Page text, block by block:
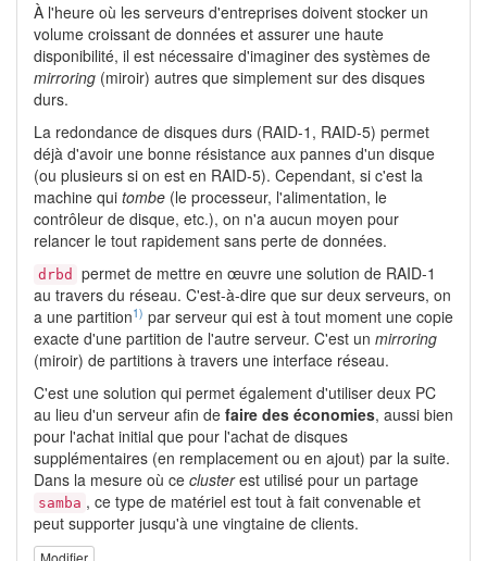
À l'heure où les serveurs d'entreprises doivent stocker un
volume croissant de données et assurer une haute
disponibilité, il est nécessaire d'imaginer des systèmes de
mirroring (miroir) autres que simplement sur des disques
durs.
La redondance de disques durs (RAID-1, RAID-5) permet
déjà d'avoir une bonne résistance aux pannes d'un disque
(ou plusieurs si on est en RAID-5). Cependant, si c'est la
machine qui tombe (le processeur, l'alimentation, le
contrôleur de disque, etc.), on n'a aucun moyen pour
relancer le tout rapidement sans perte de données.
drbd
permet de mettre en œuvre une solution de RAID-1
au travers du réseau. C'est-à-dire que sur deux serveurs, on
a une partition1) par serveur qui est à tout moment une copie
exacte d'une partition de l'autre serveur. C'est un mirroring
(miroir) de partitions à travers une interface réseau.
C'est une solution qui permet également d'utiliser deux PC
au lieu d'un serveur afin de faire des économies, aussi bien
pour l'achat initial que pour l'achat de disques
supplémentaires (en remplacement ou en ajout) par la suite.
Dans la mesure où ce clusterest utilisé pour un partage
samba , ce type de matériel est tout à fait convenable et
peut supporter jusqu'à une vingtaine de clients.